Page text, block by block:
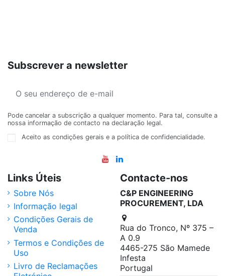
Subscrever a newsletter
Pode cancelar a subscrição a qualquer momento. Para tal, consulte a
nossa informação de contacto na declaração legal.
Aceito as condições gerais e a política de confidencialidade.
Links Úteis
Sobre Nós
Informação legal
Condições Gerais de
Venda
Termos e Condições de
Uso
Livro de Reclamações
Contacte-nos
C&P ENGINEERING
PROCUREMENT, LDA
Rua do Tronco, Nº 375 –
A 0.9
4465-275 São Mamede
Infesta
Portugal